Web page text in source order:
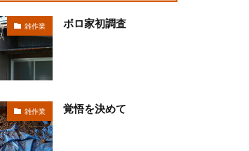
雑作業 ボロ家初調査
雑作業 覚悟を決めて